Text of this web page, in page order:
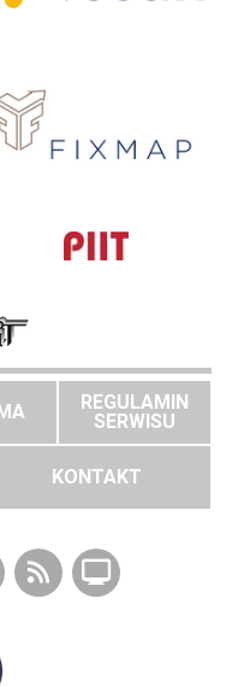
REGULAMIN
SERWISU
KONTAKT